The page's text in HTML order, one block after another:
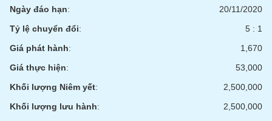
Hồ
sơ
doanh
sự
Ngày đáo hạn:
20/11/2020
Tỷ lệ chuyển đổi:
5 : 1
Giá phát hành:
1,670
Giá thực hiện:
53,000
Khối lượng Niêm yết:
2,500,000
Khối lượng lưu hành: 2,500,000
NGUYÊN
VẬT
LIỆU
NGHIỆP